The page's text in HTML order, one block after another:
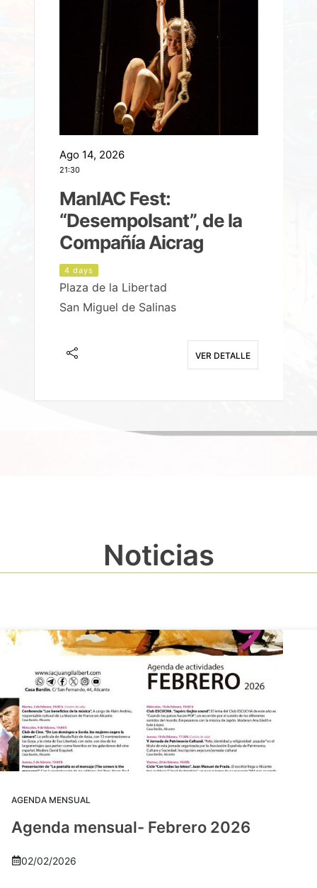
Ago 14, 2026
21:30
ManIAC Fest:
“Desempolsant”, de la
Compañía Aicrag
4 days
Plaza de la Libertad
San Miguel de Salinas
VER DETALLE
Noticias
AGENDA MENSUAL
Agenda mensual- Febrero 2026
02/02/2026